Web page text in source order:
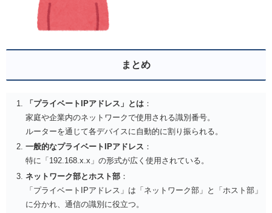
まとめ
「プライベートIPアドレス」とは：
家庭や企業内のネットワークで使用される識別番号。
ルーターを通じて各デバイスに自動的に割り振られる。
一般的なプライベートIPアドレス ：
特に「192.168.x.x」の形式が広く使用されている。
ネットワーク部とホスト部：
「プライベートIPアドレス」は「ネットワーク部」と「ホスト部」
に分かれ、通信の識別に役立つ。